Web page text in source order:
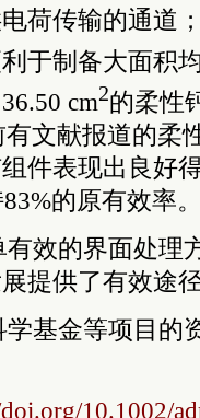
荷传输的通道
于制备大面积
cm2的柔性
文献报道的柔
件表现出良好
的原有效率
效的界面处理
提供了有效途
基金等项目的
10.1002/